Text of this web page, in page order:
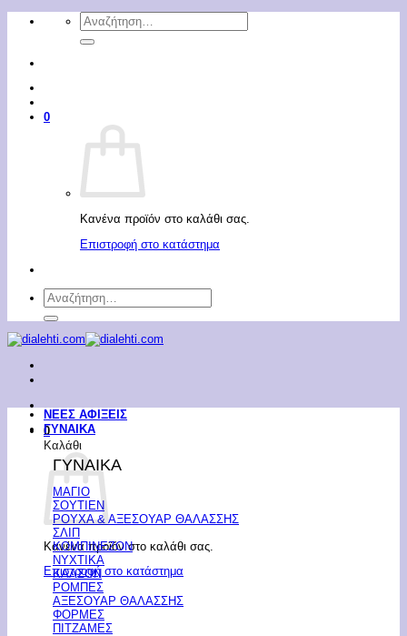
Μετάβαση
Αναζήτηση
για:
0
Κανένα προϊόν στο καλάθι σας.
Επιστροφή στο κατάστημα
Αναζήτηση
για:
0
Καλάθι
Κανένα προϊόν στο καλάθι σας.
Επιστροφή στο κατάστημα
ΝΕΕΣ ΑΦΙΞΕΙΣ
ΓΥΝΑΙΚΑ
ΓΥΝΑΙΚΑ
ΜΑΓΙΟ
ΣΟΥΤΙΕΝ
ΡΟΥΧΑ & ΑΞΕΣΟΥΑΡ ΘΑΛΑΣΣΗΣ
ΣΛΙΠ
ΚΟΜΠΙΝΕΖΟΝ
ΝΥΧΤΙΚΑ
ΚΑΛΣΟΝ
ΡΟΜΠΕΣ
ΑΞΕΣΟΥΑΡ ΘΑΛΑΣΣΗΣ
ΦΟΡΜΕΣ
ΠΙΤΖΑΜΕΣ